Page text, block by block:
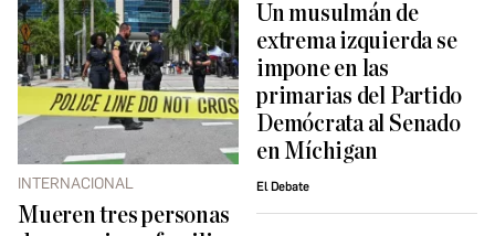
INTERNACIONAL
Mueren tres personas
Un musulmán de
extrema izquierda se
impone en las
primarias del Partido
Demócrata al Senado
en Míchigan
El Debate